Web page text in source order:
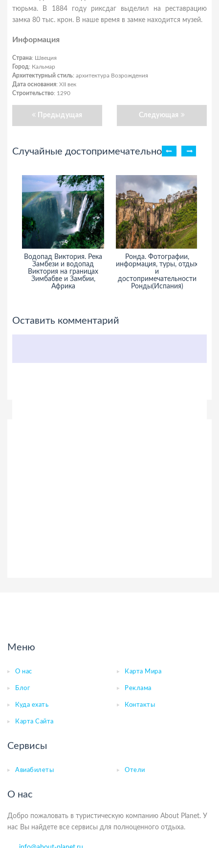
тюрьма. В 1884 году риксдаг выделил на реставрацию
замка 80 тыс. крон. В наше время в замке находится музей.
Информация
Страна: Швеция
Город: Кальмар
Архитектурный стиль: архитектура Возрождения
Дата основания: XII век
Строительство: 1290
Предыдущая Следующая
Случайные достопримечательности
Водопад Виктория. Река
Замбези и водопад
Виктория на границах
Зимбабве и Замбии,
Африка
Ронда. Фотографии,
информация, туры, отдых
и
достопримечательности
Ронды(Испания)
Оставить комментарий
Меню
О нас Карта Мира
Блог Реклама
Куда ехать Контакты
Карта Сайта
Сервисы
Авиабилеты Отели
О нас
Добро пожаловать в туристическую компанию About Planet. У
нас Вы найдете все сервисы для полноценного отдыха.